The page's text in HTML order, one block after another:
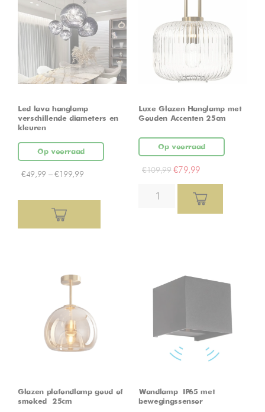
Led lava hanglamp –
verschillende diameters en
kleuren
Op voorraad
€49,99 –€199,99
Luxe Glazen Hanglamp met
Gouden Accenten 25cm
Op voorraad
€109,99 €79,99
Glazen plafondlamp goud of
smoked – 25cm
Wandlamp – IP65 met
bewegingssensor